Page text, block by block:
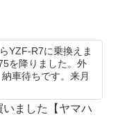
YZF-R7に乗換えま
を降りました。外
車待ちです。来月
ました【ヤマハ